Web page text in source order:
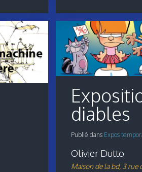
diables
Publié dans Expos
Olivier Dutto
Maison de la bd, 3 rue